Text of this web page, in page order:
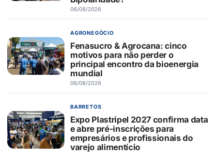
06/08/2026
AGRONEGÓCIO
Fenasucro & Agrocana: cinco
motivos para não perder o
principal encontro da bioenergia
mundial
06/08/2026
BARRETOS
Expo Plastripel 2027 confirma data
e abre pré-inscrições para
empresários e profissionais do
varejo alimentício